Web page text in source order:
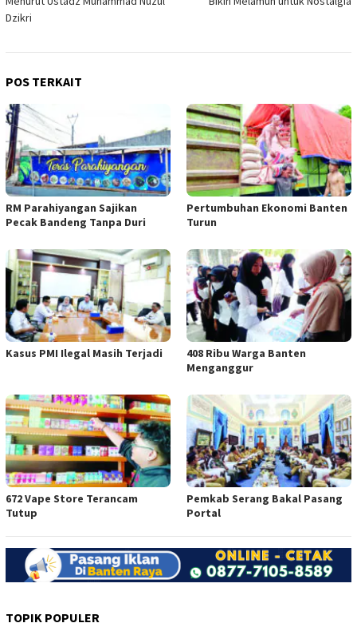
Dzikri
POS TERKAIT
RM Parahiyangan Sajikan
Pecak Bandeng Tanpa Duri
Pertumbuhan Ekonomi Banten
Turun
Kasus PMI Ilegal Masih Terjadi
408 Ribu Warga Banten
Menganggur
672 Vape Store Terancam
Tutup
Pemkab Serang Bakal Pasang
Portal
TOPIK POPULER